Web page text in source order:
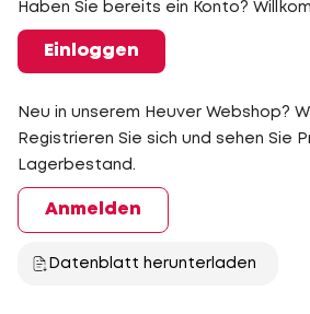
Haben Sie bereits ein Konto?
Einloggen
Neu in unserem Heuver Webshop?
Registrieren Sie sich und sehen Sie
Lagerbestand.
Anmelden
Datenblatt herunterladen